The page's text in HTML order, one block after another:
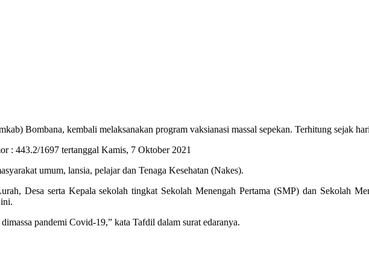
Bombana, kembali melaksanakan program vaksianasi massal sepekan. Terhitung sejak
: 443.2/1697 tertanggal Kamis, 7 Oktober 2021
umum, lansia, pelajar dan Tenaga Kesehatan (Nakes).
Desa serta Kepala sekolah tingkat Sekolah Menengah Pertama (SMP) dan Sekolah
pandemi Covid-19,” kata Tafdil dalam surat edaranya.